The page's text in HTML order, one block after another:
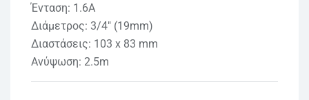
Ένταση: 1.6Α
Διάμετρος: 3/4″ (19mm)
Διαστάσεις: 103 x 83 mm
Ανύψωση: 2.5m